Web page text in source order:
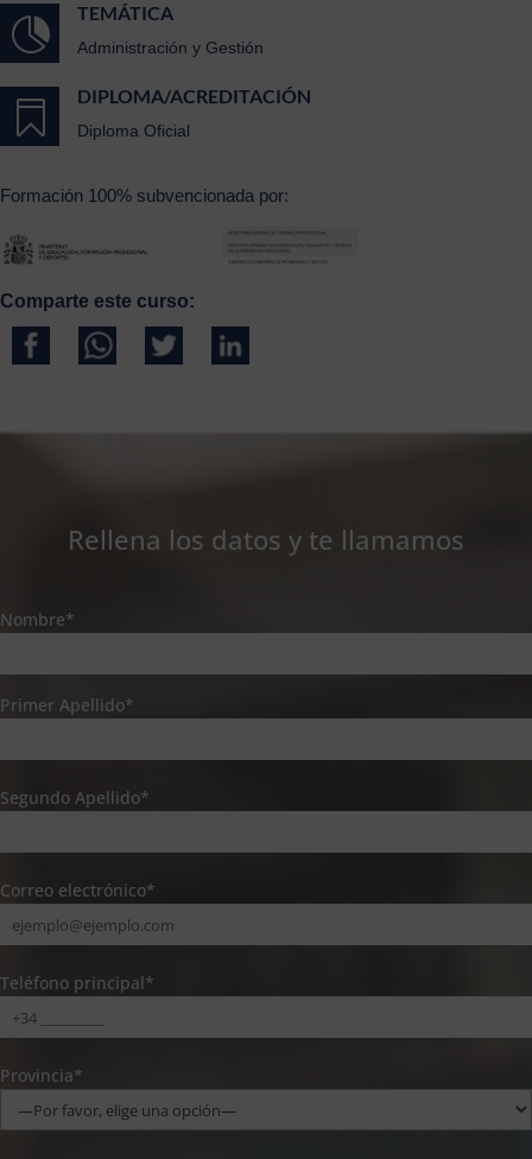

TEMÁTICA
Administración y Gestión

DIPLOMA/ACREDITACIÓN
Diploma Oficial
Formación 100% subvencionada por:
Comparte este curso:
Rellena los datos y te llamamos
Nombre*
Primer Apellido*
Segundo Apellido*
Correo electrónico*
Teléfono principal*
Provincia*